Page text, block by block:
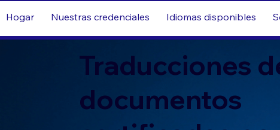
Hogar Nuestras credenciales Idiomas disponibles
Traducciones
documentos